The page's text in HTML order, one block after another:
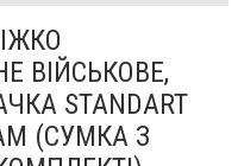
ВІЙСЬКОВЕ,
STANDART
(СУМКА З